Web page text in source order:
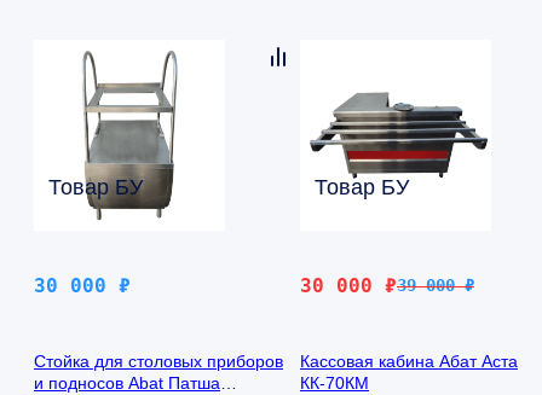
Товар БУ
30 000 ₽
Стойка для столовых приборов
и подносов Abat Патша
Товар БУ
39 000₽
Первоначальная
39
30 000 ₽
Текущая
000 ₽.
Кассовая кабина Абат Аста
КК-70КМ